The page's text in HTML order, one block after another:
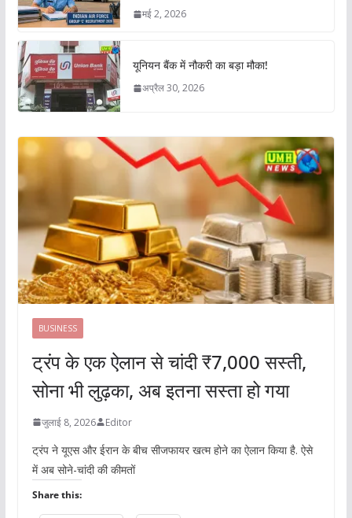
मई 2, 2026
यूनियन बैंक में नौकरी का बड़ा मौका!
अप्रैल 30, 2026
BUSINESS
ट्रंप के एक ऐलान से चांदी ₹7,000 सस्ती,
सोना भी लुढ़का, अब इतना सस्ता हो गया
जुलाई 8, 2026 Editor
ट्रंप ने यूएस और ईरान के बीच सीजफायर खत्म होने का ऐलान किया है. ऐसे
में अब सोने-चांदी की कीमतों
Share this: